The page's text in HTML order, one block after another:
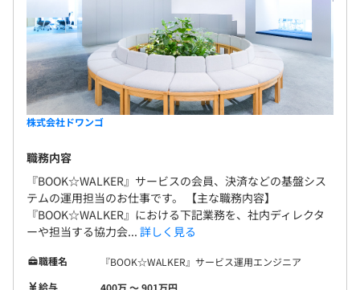
そして、この文化は開発環境にも大きく影響しています。
システムを構築するときのライブラリやフレームワークは
もちろん、言語に至るまで各担当するチームに裁量があり
ます。その技術や言語を利用する価値や理由が論理的に説
明でき、責任を果たすことができれば選択することができ
ます。そのため、システムで使われているのは Go、
Python、Erlang、Rust、C++ など利用言語だけでも多く
存在します。これは適材適所で選択した結果であり、例を
挙げると配信基盤では耐障害性や実行スピードが求められ
るため Erlang、Rust、C++が利用されていたりします。ま
た、インフラもオンプレミスのプライベートクラウドや
AWSなどのパブリッククラウドなど使い分けています。こ
のように、技術領域に関してもさまざまな経験を積むこと
査定：年2回（4月、10月）
・保険：健康保険、雇用保険、労災保険
・年金：厚生年金、確定拠出年金
無期雇用
株式会社ドワンゴ
職務内容
『BOOK☆WALKER』サービスの会員、決済などの基盤シス
テムの運用担当のお仕事です。 【主な職務内容】
『BOOK☆WALKER』における下記業務を、社内ディレクタ
ーや担当する協力会... 詳しく見る
職種名
『BOOK☆WALKER』サービス運用エンジニア
給与
400万 〜 901万円